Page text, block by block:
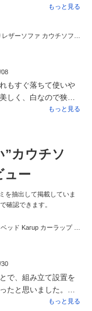
できませんでした。
したが、買い替えた
でこちらに急遽変
てみましたが、チェ
ザインは高級感があ
ます。また、シート
のではないかと期待
ができました。あり
もっと見る
08
もすぐ落ちて使いや
しく、白なので狭い
、大変気に入ってお
もっと見る
カウチソ
ュー
を抽出して掲載していま
確認できます。
ヨーロッパ製カウチソファベッド Karup カーラップ FutonII／フートン
30
で、組み立て設置を
たと思いました。ま
けた途端に出てきた
もっと見る